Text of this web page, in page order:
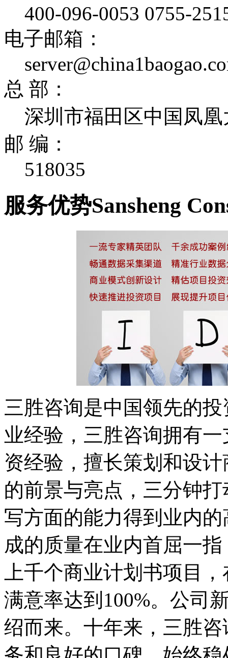
400-096-0053 0755-
电子邮箱：
总 部：
深圳市福田区中国凤
邮 编：
518035
服务优势Sansheng
三胜咨询是中国领先的
业经验，三胜咨询拥有
资经验，擅长策划和设
的前景与亮点，三分钟
写方面的能力得到业内
成的质量在业内首屈一
上千个商业计划书项目
满意率达到100%。公司
绍而来。 十年来，三胜